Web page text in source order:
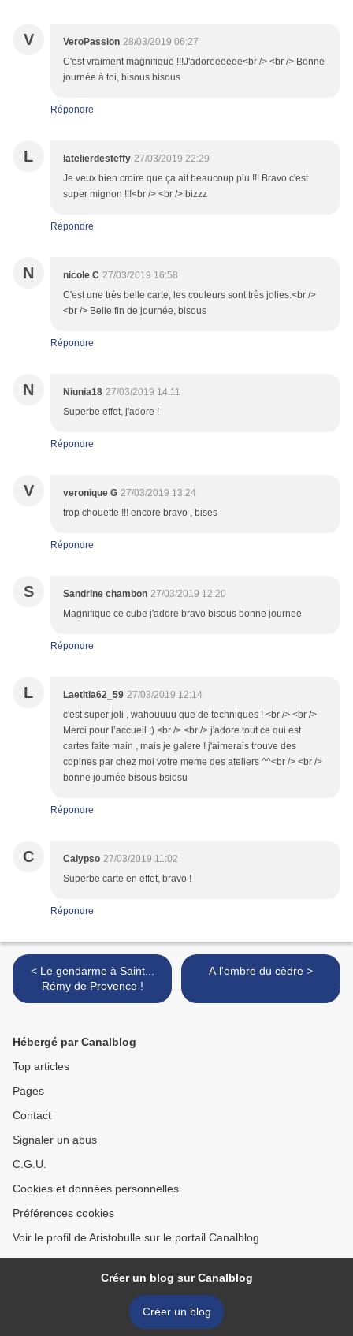
V VeroPassion 28/03/2019 06:27
C'est vraiment magnifique !!!J'adoreeeeee<br /> <br /> Bonne
journée à toi, bisous bisous
Répondre
L latelierdesteffy 27/03/2019 22:29
Je veux bien croire que ça ait beaucoup plu !!! Bravo c'est
super mignon !!!<br /> <br /> bizzz
Répondre
N nicole C 27/03/2019 16:58
C'est une très belle carte, les couleurs sont très jolies.<br />
<br /> Belle fin de journée, bisous
Répondre
N Niunia18 27/03/2019 14:11
Superbe effet, j'adore !
Répondre
V veronique G 27/03/2019 13:24
trop chouette !!! encore bravo , bises
Répondre
S Sandrine chambon 27/03/2019 12:20
Magnifique ce cube j'adore bravo bisous bonne journee
Répondre
L Laetitia62_59 27/03/2019 12:14
c'est super joli , wahouuuu que de techniques ! <br /> <br />
Merci pour l’accueil ;) <br /> <br /> j'adore tout ce qui est
cartes faite main , mais je galere ! j'aimerais trouve des
copines par chez moi votre meme des ateliers ^^<br /> <br />
bonne journée bisous bsiosu
Répondre
C Calypso 27/03/2019 11:02
Superbe carte en effet, bravo !
Répondre
< Le gendarme à Saint...
Rémy de Provence !
A l'ombre du cèdre >
Hébergé par Canalblog
Top articles
Pages
Contact
Signaler un abus
C.G.U.
Cookies et données personnelles
Préférences cookies
Voir le profil de Aristobulle sur le portail Canalblog
Créer un blog sur Canalblog
Créer un blog